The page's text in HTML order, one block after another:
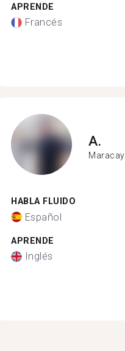
APRENDE
Francés
A.
Maracay
HABLA FLUIDO
Español
APRENDE
Inglés